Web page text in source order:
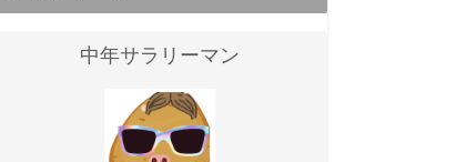
中年サラリーマン